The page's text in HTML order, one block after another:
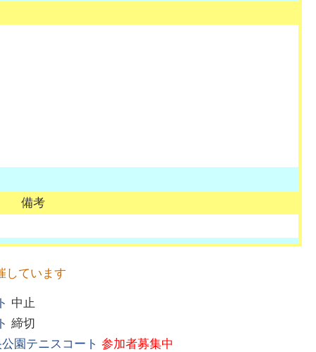
備考
しています
中止
締切
園テニスコート 参加者募集中